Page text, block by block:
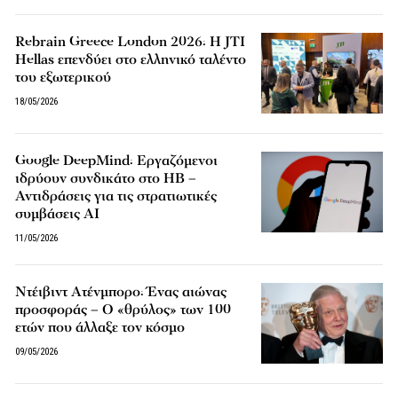
Rebrain Greece London 2026: Η JTI
Hellas επενδύει στο ελληνικό ταλέντο
του εξωτερικού
18/05/2026
Google DeepMind: Εργαζόμενοι
ιδρύουν συνδικάτο στο ΗΒ –
Αντιδράσεις για τις στρατιωτικές
συμβάσεις AI
11/05/2026
Ντέιβιντ Ατένμπορο: Ένας αιώνας
προσφοράς – Ο «θρύλος» των 100
ετών που άλλαξε τον κόσμο
09/05/2026